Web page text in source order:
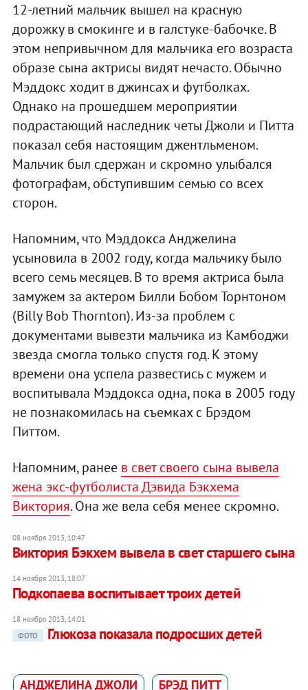
12-летний мальчик вышел на красную
дорожку в смокинге и в галстуке-бабочке. В
этом непривычном для мальчика его возраста
образе сына актрисы видят нечасто. Обычно
Мэддокс ходит в джинсах и футболках.
Однако на прошедшем мероприятии
подрастающий наследник четы Джоли и Питта
показал себя настоящим джентльменом.
Мальчик был сдержан и скромно улыбался
фотографам, обступившим семью со всех
сторон.
Напомним, что Мэддокса Анджелина
усыновила в 2002 году, когда мальчику было
всего семь месяцев. В то время актриса была
замужем за актером Билли Бобом Торнтоном
(Billy Bob Thornton). Из-за проблем с
документами вывезти мальчика из Камбоджи
звезда смогла только спустя год. К этому
времени она успела развестись с мужем и
воспитывала Мэддокса одна, пока в 2005 году
не познакомилась на съемках с Брэдом
Питтом.
Напомним, ранее в свет своего сына вывела
жена экс-футболиста Дэвида Бэкхема
Виктория. Она же вела себя менее скромно.
08 ноября 2013, 10:47
Виктория Бэкхем вывела в свет старшего сына
14 ноября 2013, 18:07
Подкопаева воспитывает троих детей
18 ноября 2013, 14:01
ФОТО
Глюкоза показала подросших детей
АНДЖЕЛИНА ДЖОЛИ БРЭД ПИТТ